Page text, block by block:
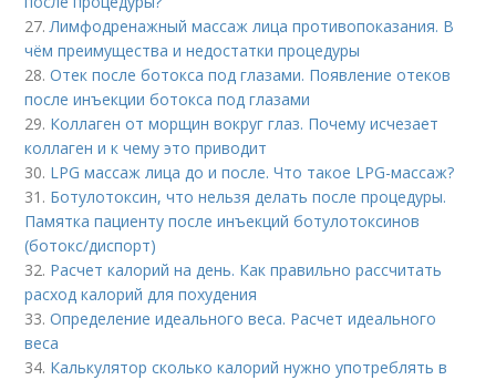
27.Лимфодренажный массаж лица противопоказания. В
чём преимущества и недостатки процедуры
28.Отек после ботокса под глазами. Появление отеков
после инъекции ботокса под глазами
29. Коллаген от морщин вокруг глаз. Почему исчезает
коллаген и к чему это приводит
30. LPG массаж лица до и после. Что такое LPG-массаж?
31. Ботулотоксин, что нельзя делать после процедуры.
Памятка пациенту после инъекций ботулотоксинов
(ботокс/диспорт)
32. Расчет калорий на день. Как правильно рассчитать
расход калорий для похудения
33.Определение идеального веса. Расчет идеального
веса
34. Калькулятор сколько калорий нужно употреблять в